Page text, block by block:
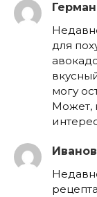
Герман
для
могу
Может,